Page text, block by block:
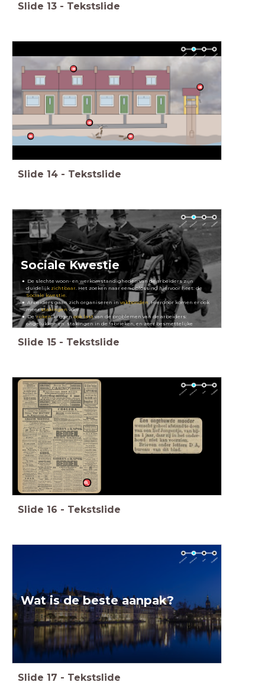
Slide 13 - Tekstslide
Slide 14 - Tekstslide
Sociale Kwestie
De slechte woon- en werkomstandigheden van de arbeiders zijn
duidelijk zichtbaar. Het zoeken naar een oplossing hiervoor heet: de
Sociale kwestie.
Arbeiders gaan zich organiseren invakbonden . Hierdoor komen er ook
meerstakingenvoor.
De 'rijken' krijgenook lastvan de problemen van de arbeiders:
ongelukken en stakingen in de fabrieken, en zeer besmettelijke
Slide 15 - Tekstslide
Slide 16 - Tekstslide
Wat is de beste aanpak?
Slide 17 - Tekstslide